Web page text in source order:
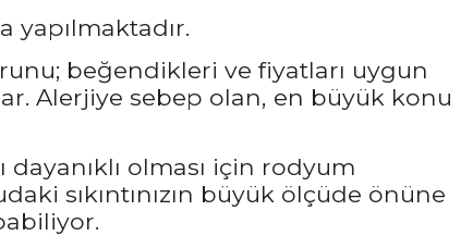
yapılmaktadır.
beğendikleri ve fiyatları uygun
Alerjiye sebep olan, en büyük konu
olması için rodyum
sıkıntınızın büyük ölçüde önüne